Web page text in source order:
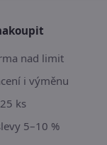
nad limit
i výměnu
ks
5–10 %